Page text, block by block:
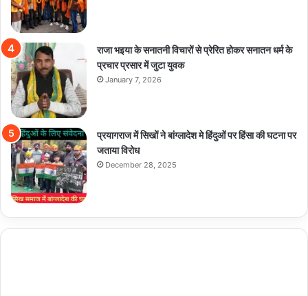
राजा भइया के सनातनी विचारों से प्रेरित होकर सनातन धर्म के
प्रचार प्रसार में जुटा युवक
January 7, 2026
प्रयागराज में सिखों ने बांग्लादेश मे हिंदुओं पर हिंसा की घटना पर
जताया विरोध
December 28, 2025